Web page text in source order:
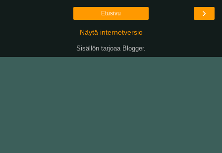
›
Etusivu
Näytä internetversio
Sisällön tarjoaa Blogger.